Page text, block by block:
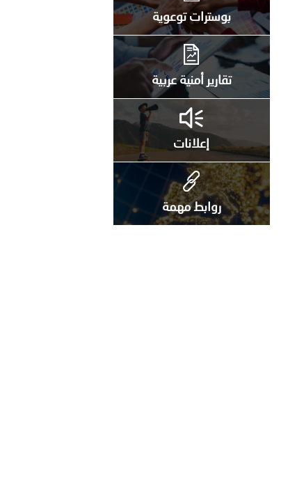
بوسترات توعوية
تقارير أمنية عربية
إعلانات
روابط مهمة